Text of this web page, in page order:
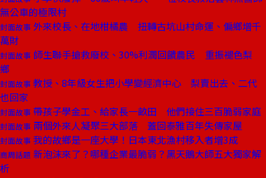
無公車的極限村
封面故事 外來校長、在地柑橘農 扭轉古坑山村命運、偏鄉增千
萬財
封面故事 師生聯手搶救廢校、30%利潤回饋農民 重振褪色梨
鄉
封面故事 教授、8年級女生把小學變經濟中心 梨賣出去、二代
也回家
封面故事 帶孩子學金工、給家長一畝田 他們接住三百脆弱家庭
封面故事 兩個外來人凝聚三大部落 蓋回泰雅百年失傳家屋
封面故事 我的故鄉是一座大學！日本東北漁村移入者增3成
商周話題 新泡沫來了？哪種企業最脆弱？黑天鵝大師五大獨家解
析